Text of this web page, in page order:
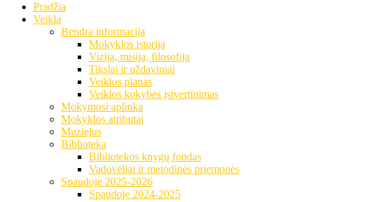
Pradžia
Veikla
Bendra informacija
Mokyklos istorija
Vizija, misija, filosofija
Tikslai ir uždaviniai
Veiklos planas
Veiklos kokybės įsivertinimas
Mokymosi aplinka
Mokyklos atributai
Muziejus
Biblioteka
Bibliotekos knygų fondas
Vadovėliai ir metodinės priemonės
Spaudoje 2025-2026
Spaudoje 2024-2025